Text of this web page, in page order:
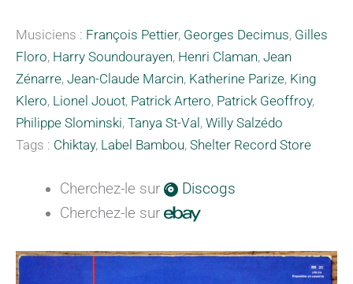
Musiciens : François Pettier, Georges Decimus, Gilles
Floro, Harry Soundourayen, Henri Claman, Jean
Zénarre, Jean-Claude Marcin, Katherine Parize, King
Klero, Lionel Jouot, Patrick Artero, Patrick Geoffroy,
Philippe Slominski, Tanya St-Val , Willy Salzédo
Tags : Chiktay, Label Bambou, Shelter Record Store
Cherchez-le sur
Discogs
Cherchez-le sur